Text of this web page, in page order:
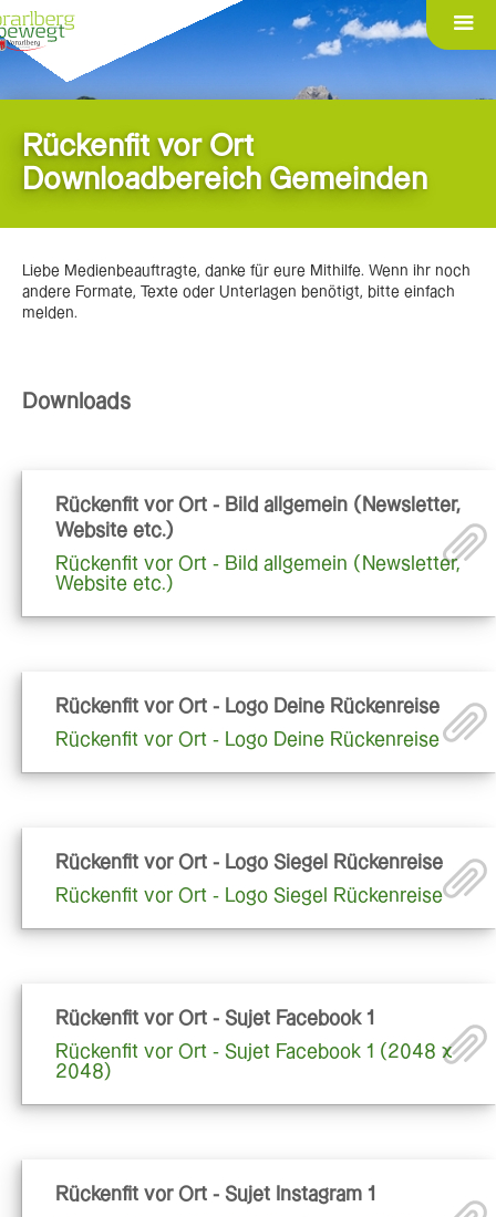
Rückenfit vor Ort
Downloadbereich Gemeinden
Liebe Medienbeauftragte, danke für eure Mithilfe. Wenn ihr noch
andere Formate, Texte oder Unterlagen benötigt, bitte einfach
melden.
Downloads
Rückenfit vor Ort - Bild allgemein (Newsletter,
Website etc.)
Rückenfit vor Ort - Bild allgemein (Newsletter,
Website etc.)
Rückenfit vor Ort - Logo Deine Rückenreise
Rückenfit vor Ort - Logo Deine Rückenreise
Rückenfit vor Ort - Logo Siegel Rückenreise
Rückenfit vor Ort - Logo Siegel Rückenreise
Rückenfit vor Ort - Sujet Facebook 1
Rückenfit vor Ort - Sujet Facebook 1 (2048 x
2048)
Rückenfit vor Ort - Sujet Instagram 1